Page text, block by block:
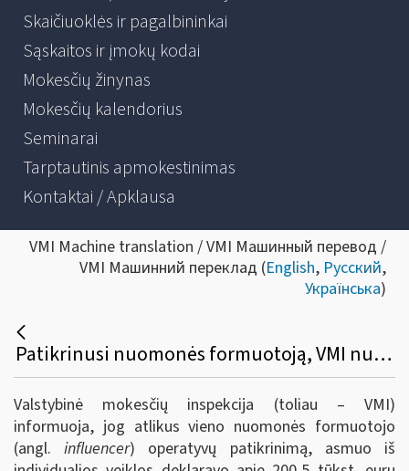
Skaičiuoklės ir pagalbininkai
Sąskaitos ir įmokų kodai
Mokesčių žinynas
Mokesčių kalendorius
Seminarai
Tarptautinis apmokestinimas
Kontaktai / Apklausa
VMI Machine translation / VMI Машинный перевод /
VMI Машинний переклад (English, Русский,
Українська)
Patikrinusi nuomonės formuotoją, VMI nustatė daugiau nei 200 tūkst. eurų nedeklaruotų pajamų
Valstybinė mokesčių inspekcija (toliau – VMI)
informuoja, jog atlikus vieno nuomonės formuotojo
(angl.influencer) operatyvų patikrinimą, asmuo iš